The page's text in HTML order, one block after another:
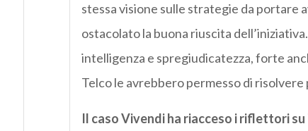
stessa visione sulle strategie da portare
ostacolato la buona riuscita
intelligenza e spregiudicatezza, forte
Telco le avrebbero permesso di
Il caso Vivendi ha riacceso i riflettori